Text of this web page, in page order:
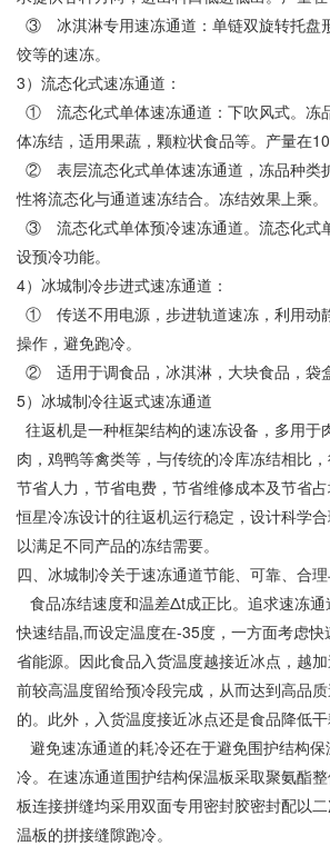
③ 冰淇淋专用速冻通道：单链双旋转托盘
饺等的速冻。
3 ）流态化式速冻通道：
① 流态化式单体速冻通道：下吹风式。冻
体冻结 ，适用果蔬，颗粒状食品等。产量在
② 表层流态化式单体速冻通道，冻品种类
性将流态化与通道速冻结合。冻结效果上乘。
③ 流态化式单体预冷速冻通道。流态化式
设预冷功能。
4）冰城制冷步进式速冻通道：
① 传送不用电源，步进轨道速冻，利用动
操作，避免跑冷。
② 适用于调食品，冰淇淋，大块食品，袋
5）冰城制冷往返式速冻通道
往返机是一种框架结构的速冻设备，多用于
肉，鸡鸭等禽类等，与传统的冷库冻结相比
节省人力，节省电费，节省维修成本及节省
恒星冷冻设计的往返机运行稳定，设计科学
以满足不同产品的冻结需要。
四、冰城制冷关于速冻通道节能、可靠、合
食品冻结速度和温差Δt成正比。追求速冻
快速结晶,而设定温度在-35度，一方面考虑
省能源。因此食品入货温度越接近冰点，越
前较高温度留给预冷段完成，从而达到高品
的。此外，入货温度接近冰点还是食品降低干
避免速冻通道的耗冷还在于避免围护结构
冷。在速冻通道围护结构保温板采取聚氨酯
板连接拼缝均采用双面专用密封胶密封配以
温板的拼接缝隙跑冷。